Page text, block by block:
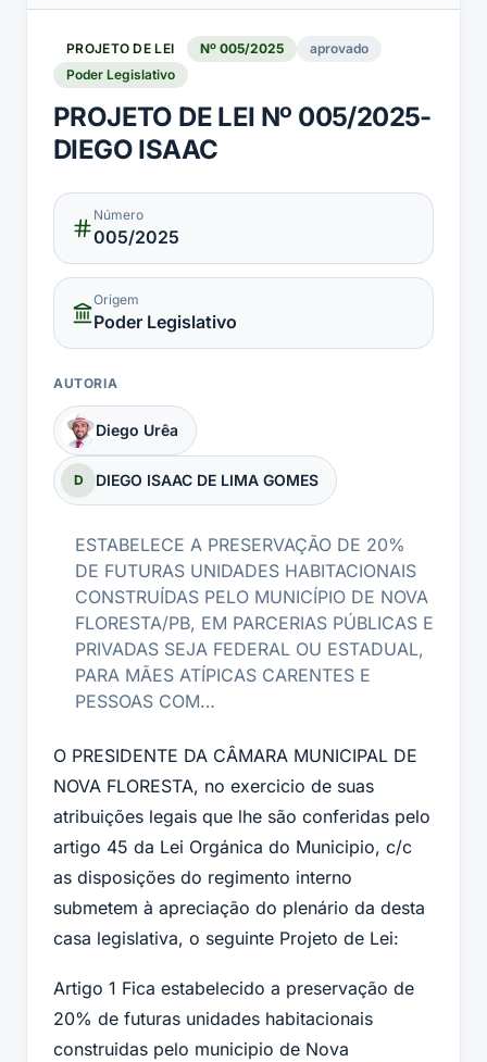
PROJETO DE LEI Nº005/2025
aprovado
Poder Legislativo
PROJETO DE LEI Nº 005/2025-
DIEGO ISAAC
Número
005/2025
Origem
Poder Legislativo
AUTORIA
Diego Urêa
D DIEGO ISAAC DE LIMA GOMES
ESTABELECE A PRESERVAÇÃO DE 20%
DE FUTURAS UNIDADES HABITACIONAIS
CONSTRUÍDAS PELO MUNICÍPIO DE NOVA
FLORESTA/PB, EM PARCERIAS PÚBLICAS E
PRIVADAS SEJA FEDERAL OU ESTADUAL,
PARA MÃES ATÍPICAS CARENTES E
PESSOAS COM…
O PRESIDENTE DA CÂMARA MUNICIPAL DE
NOVA FLORESTA, no exercicio de suas
atribuições legais que lhe são conferidas pelo
artigo 45 da Lei Orgánica do Municipio, c/c
as disposições do regimento interno
submetem à apreciação do plenário da desta
casa legislativa, o seguinte Projeto de Lei:
Artigo 1 Fica estabelecido a preservação de
20% de futuras unidades habitacionais
construidas pelo municipio de Nova